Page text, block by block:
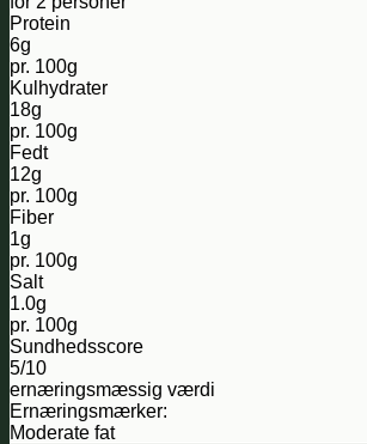
Protein
6g
pr. 100g
Kulhydrater
18g
pr. 100g
Fedt
12g
pr. 100g
Fiber
1g
pr. 100g
Salt
1.0g
pr. 100g
Sundhedsscore
5/10
ernæringsmæssig værdi
Ernæringsmærker:
Moderate fat